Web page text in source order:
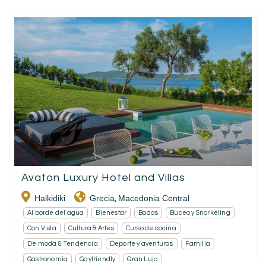
Avaton Luxury Hotel and Villas
Halkidiki Grecia, Macedonia Central
Al borde del agua Bienestar Bodas Buceo y Snorkeling
Con Vista Cultura & Artes Curso de cocina
De moda & Tendencia Deporte y aventuras Familia
Gastronomía Gayfriendly Gran Lujo